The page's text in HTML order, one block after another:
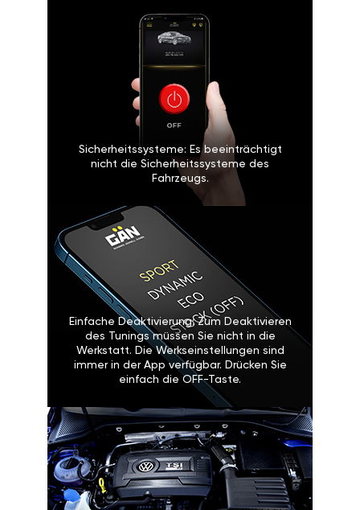
Sicherheitssysteme: Es beeinträchtigt
nicht die Sicherheitssysteme des
Fahrzeugs.
Einfache Deaktivierung: Zum Deaktivieren
des Tunings müssen Sie nicht in die
Werkstatt. Die Werkseinstellungen sind
immer in der App verfügbar. Drücken Sie
einfach die OFF-Taste.